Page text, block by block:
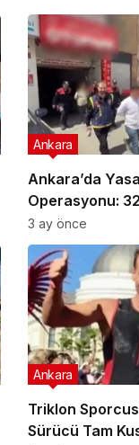
Ankara’da
Operasyonu:
Ankara
3 ay önce
Triklon
Sürücü Tam
Ankara